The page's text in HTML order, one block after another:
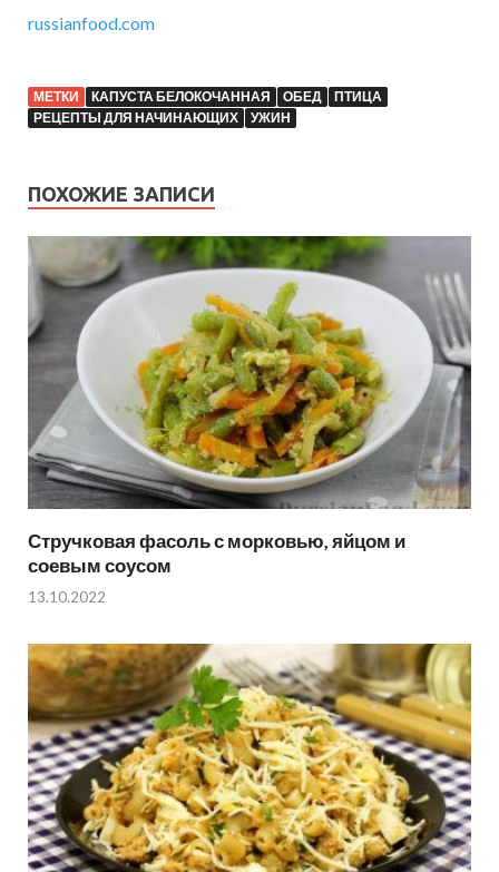
russianfood.com
МЕТКИ КАПУСТА БЕЛОКОЧАННАЯ ОБЕД
ПТИЦА
РЕЦЕПТЫ ДЛЯ НАЧИНАЮЩИХ
УЖИН
ПОХОЖИЕ ЗАПИСИ
Стручковая фасоль с морковью, яйцом и
соевым соусом
13.10.2022